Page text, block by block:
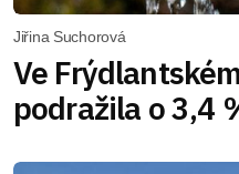
Jiřina Suchorová
Ve
podražila o 3,4